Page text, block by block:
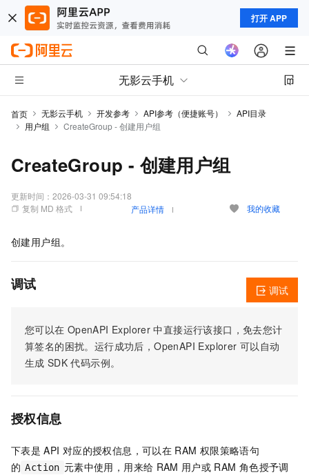
打开 APP
无影云手机
首页 无影云手机 开发参考 API参考（便捷账号）
API目录
用户组
CreateGroup - 创建用户组
CreateGroup - 创建用户组
更新时间： 2026-03-31 09:54:18
复制 MD 格式
产品详情 我的收藏
创建用户组。
调试
您可以在 OpenAPI Explorer 中直接运行该接口，免去您计
算签名的困扰。运行成功后，OpenAPI Explorer 可以自动
生成 SDK 代码示例。
调试
授权信息
下表是 API 对应的授权信息，可以在 RAM 权限策略语句
的 Action 元素中使用，用来给 RAM 用户或 RAM 角色授予调